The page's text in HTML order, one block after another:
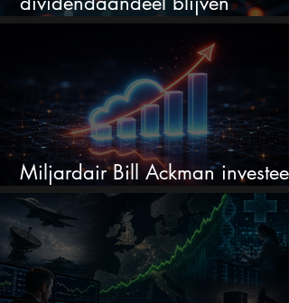
verhogen?
Miljardair Bill Ackman investeert
miljarden in dit techaandeel